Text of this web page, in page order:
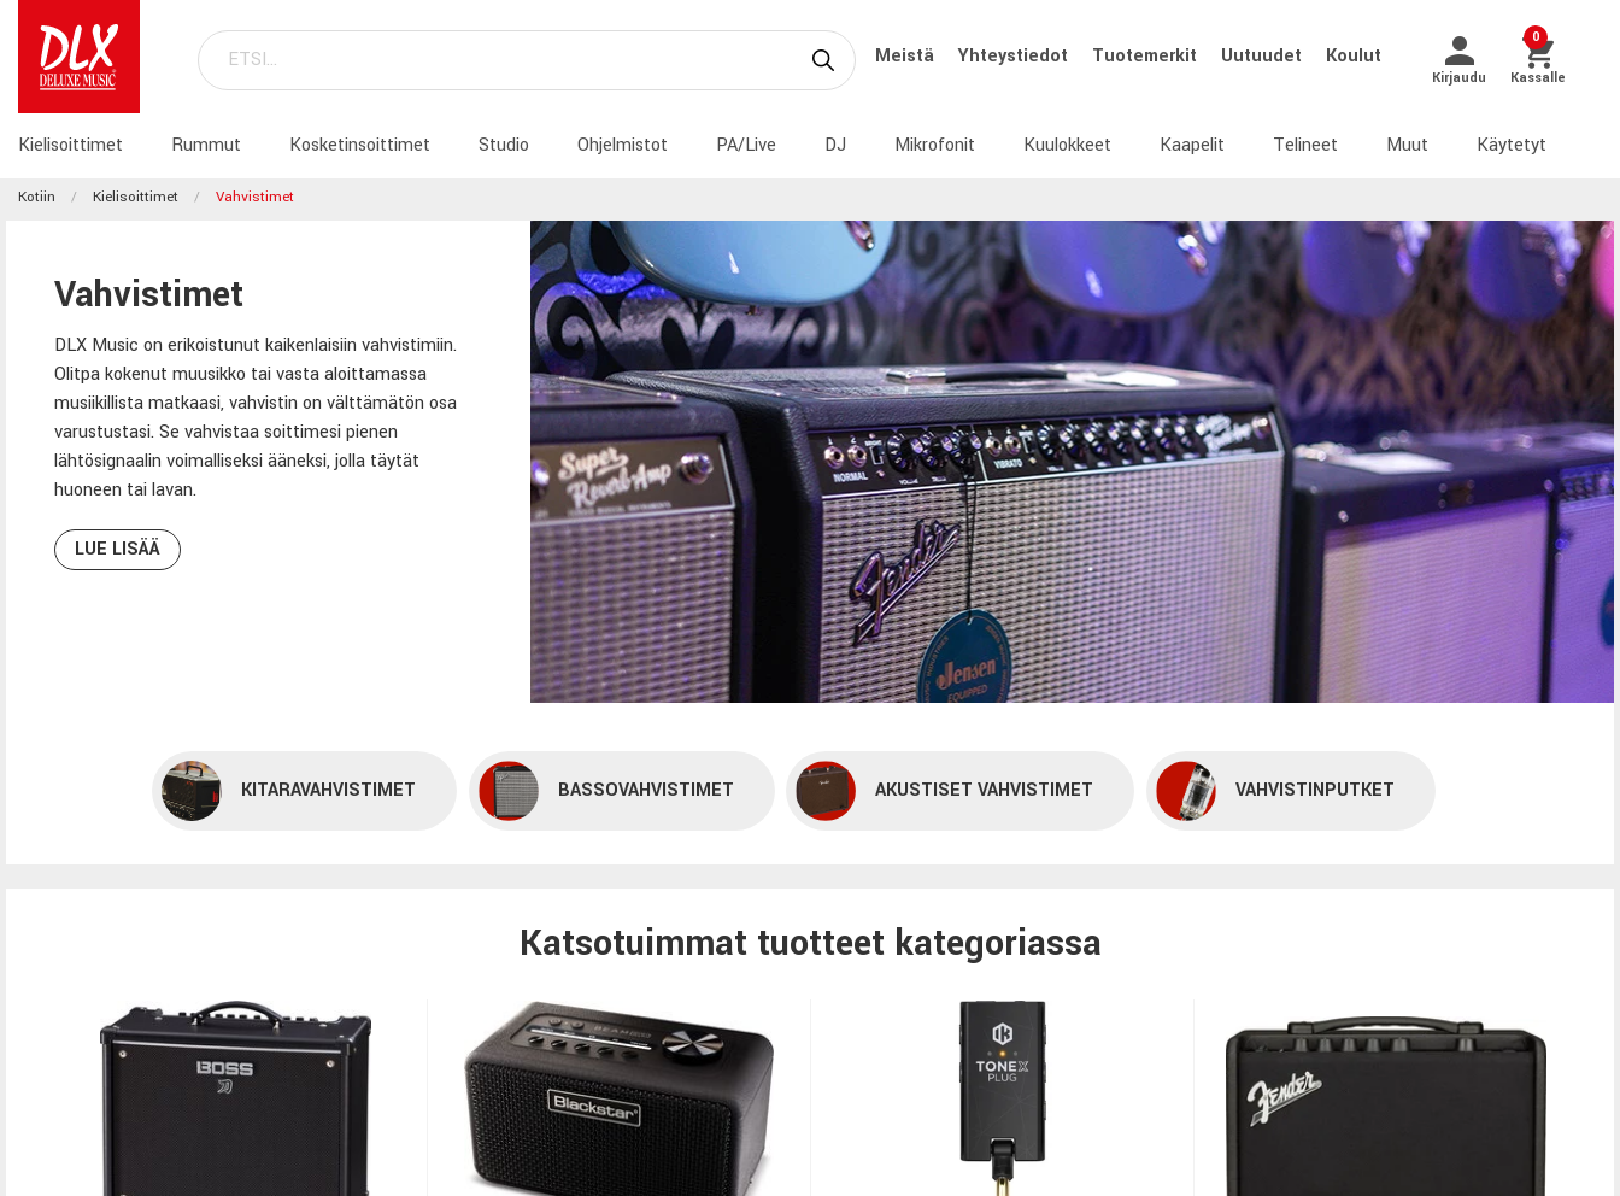
Meistä Yhteystiedot Tuotemerkit Uutuudet Koulut
Kirjaudu
0
Kassalle
Kielisoittimet Rummut Kosketinsoittimet Studio Ohjelmistot PA/Live DJ Mikrofonit Kuulokkeet Kaapelit Telineet Muut Käytetyt
Kotiin Kielisoittimet Vahvistimet
Vahvistimet
DLX Music on erikoistunut kaikenlaisiin vahvistimiin.
Olitpa kokenut muusikko tai vasta aloittamassa
musiikillista matkaasi, vahvistin on välttämätön osa
varustustasi. Se vahvistaa soittimesi pienen
lähtösignaalin voimalliseksi ääneksi, jolla täytät
huoneen tai lavan.
LUE LISÄÄ
KITARAVAHVISTIMET BASSOVAHVISTIMET AKUSTISET VAHVISTIMET VAHVISTINPUTKET
Katsotuimmat tuotteet kategoriassa